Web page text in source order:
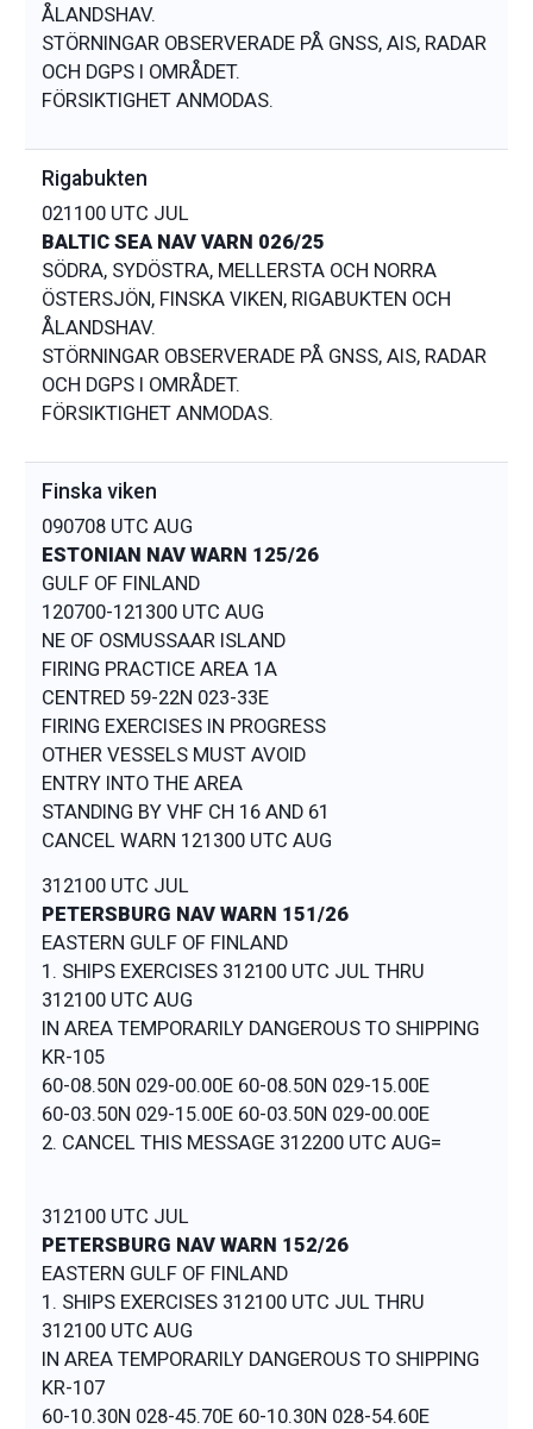
ÅLANDSHAV.
STÖRNINGAR OBSERVERADE PÅ GNSS, AIS, RADAR
OCH DGPS I OMRÅDET.
Rigabukten
021100 UTC JUL
BALTIC SEA NAV VARN 026/25
SÖDRA, SYDÖSTRA, MELLERSTA OCH NORRA
ÖSTERSJÖN, FINSKA VIKEN, RIGABUKTEN OCH
ÅLANDSHAV.
STÖRNINGAR OBSERVERADE PÅ GNSS, AIS, RADAR
OCH DGPS I OMRÅDET.
Finska viken
090708 UTC AUG
ESTONIAN NAV WARN 125/26
GULF OF FINLAND
120700-121300 UTC AUG
NE OF OSMUSSAAR ISLAND
FIRING PRACTICE AREA 1A
CENTRED 59-22N 023-33E
FIRING EXERCISES IN PROGRESS
OTHER VESSELS MUST AVOID
ENTRY INTO THE AREA
STANDING BY VHF CH 16 AND 61
312100 UTC JUL
PETERSBURG NAV WARN 151/26
EASTERN GULF OF FINLAND
1. SHIPS EXERCISES 312100 UTC JUL THRU
312100 UTC AUG
IN AREA TEMPORARILY DANGEROUS TO SHIPPING
KR-105
60-08.50N 029-00.00E 60-08.50N 029-15.00E
60-03.50N 029-15.00E 60-03.50N 029-00.00E
2. CANCEL THIS MESSAGE 312200 UTC AUG=
312100 UTC JUL
PETERSBURG NAV WARN 152/26
EASTERN GULF OF FINLAND
1. SHIPS EXERCISES 312100 UTC JUL THRU
312100 UTC AUG
IN AREA TEMPORARILY DANGEROUS TO SHIPPING
KR-107
60-10.30N 028-45.70E 60-10.30N 028-54.60E